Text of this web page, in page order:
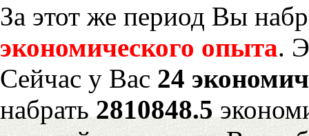
За этот же период Вы
экономического опыта.
Сейчас у Вас 24
набрать2810848.5